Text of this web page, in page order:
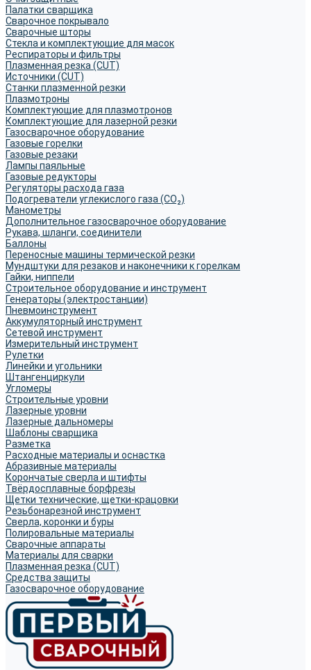
Палатки сварщика
Сварочное покрывало
Сварочные шторы
Стекла и комплектующие для масок
Респираторы и фильтры
Плазменная резка (CUT)
Источники (CUT)
Станки плазменной резки
Плазмотроны
Комплектующие для плазмотронов
Комплектующие для лазерной резки
Газосварочное оборудование
Газовые горелки
Газовые резаки
Лампы паяльные
Газовые редукторы
Регуляторы расхода газа
Подогреватели углекислого газа (CO₂)
Манометры
Дополнительное газосварочное оборудование
Рукава, шланги, соединители
Баллоны
Переносные машины термической резки
Мундштуки для резаков и наконечники к горелкам
Гайки, ниппели
Строительное оборудование и инструмент
Генераторы (электростанции)
Пневмоинструмент
Аккумуляторный инструмент
Сетевой инструмент
Измерительный инструмент
Рулетки
Линейки и угольники
Штангенциркули
Угломеры
Строительные уровни
Лазерные уровни
Лазерные дальномеры
Шаблоны сварщика
Разметка
Расходные материалы и оснастка
Абразивные материалы
Корончатые сверла и штифты
Твёрдосплавные борфрезы
Щетки технические, щетки-крацовки
Резьбонарезной инструмент
Сверла, коронки и буры
Полировальные материалы
Сварочные аппараты
Материалы для сварки
Плазменная резка (CUT)
Средства защиты
Газосварочное оборудование